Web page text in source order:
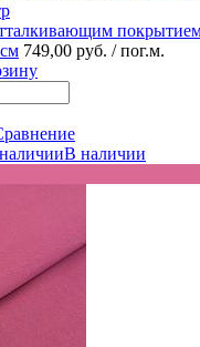
749,00 руб. / пог.м.
В наличии